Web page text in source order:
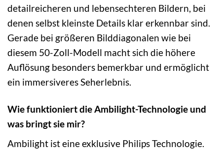
detailreicheren und lebensechteren Bildern, bei
denen selbst kleinste Details klar erkennbar sind.
Gerade bei größeren Bilddiagonalen wie bei
diesem 50-Zoll-Modell macht sich die höhere
Auflösung besonders bemerkbar und ermöglicht
ein immersiveres Seherlebnis.
Wie funktioniert die Ambilight-Technologie und
was bringt sie mir?
Ambilight ist eine exklusive Philips Technologie.